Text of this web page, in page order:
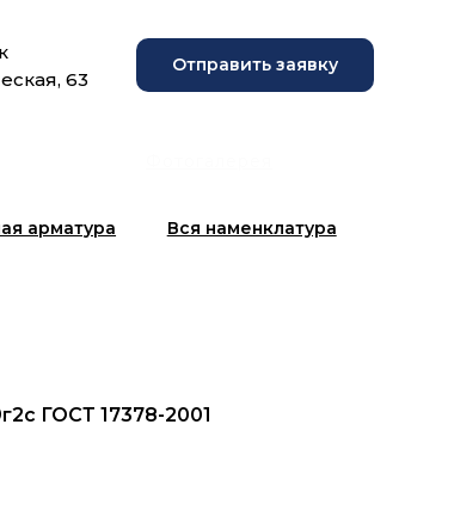
63
Отправить заявку
арматура Вся наменклатура
ГОСТ 17378-2001